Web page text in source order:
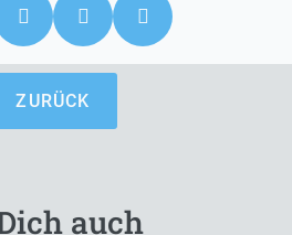
ZURÜCK
auch